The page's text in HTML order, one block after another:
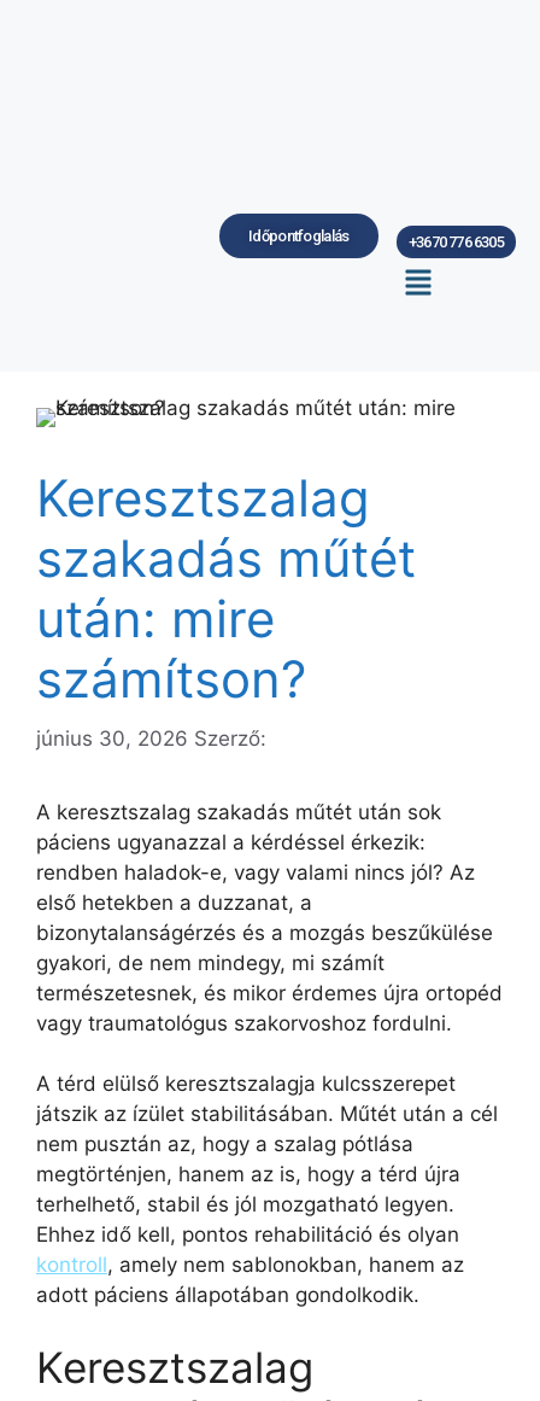
Időpontfoglalás +3670 776 6305
Keresztszalag
szakadás műtét
után: mire
számítson?
június 30, 2026 Szerző:
A keresztszalag szakadás műtét után sok
páciens ugyanazzal a kérdéssel érkezik:
rendben haladok-e, vagy valami nincs jól? Az
első hetekben a duzzanat, a
bizonytalanságérzés és a mozgás beszűkülése
gyakori, de nem mindegy, mi számít
természetesnek, és mikor érdemes újra ortopéd
vagy traumatológus szakorvoshoz fordulni.
A térd elülső keresztszalagja kulcsszerepet
játszik az ízület stabilitásában. Műtét után a cél
nem pusztán az, hogy a szalag pótlása
megtörténjen, hanem az is, hogy a térd újra
terhelhető, stabil és jól mozgatható legyen.
Ehhez idő kell, pontos rehabilitáció és olyan
kontroll, amely nem sablonokban, hanem az
adott páciens állapotában gondolkodik.
Keresztszalag